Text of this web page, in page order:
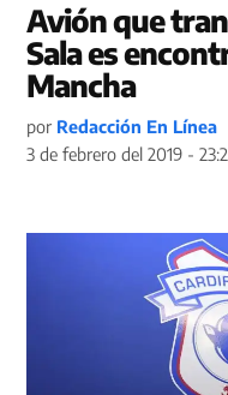
Avión que
Sala es
Mancha
por Redacción En Línea
3 de febrero del 2019 -